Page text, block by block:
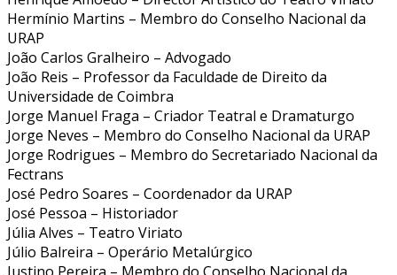
Hermínio Martins – Membro do Conselho Nacional da
URAP
João Carlos Gralheiro – Advogado
João Reis – Professor da Faculdade de Direito da
Universidade de Coimbra
Jorge Manuel Fraga – Criador Teatral e Dramaturgo
Jorge Neves – Membro do Conselho Nacional da URAP
Jorge Rodrigues – Membro do Secretariado Nacional da
Fectrans
José Pedro Soares – Coordenador da URAP
José Pessoa – Historiador
Júlia Alves – Teatro Viriato
Júlio Balreira – Operário Metalúrgico